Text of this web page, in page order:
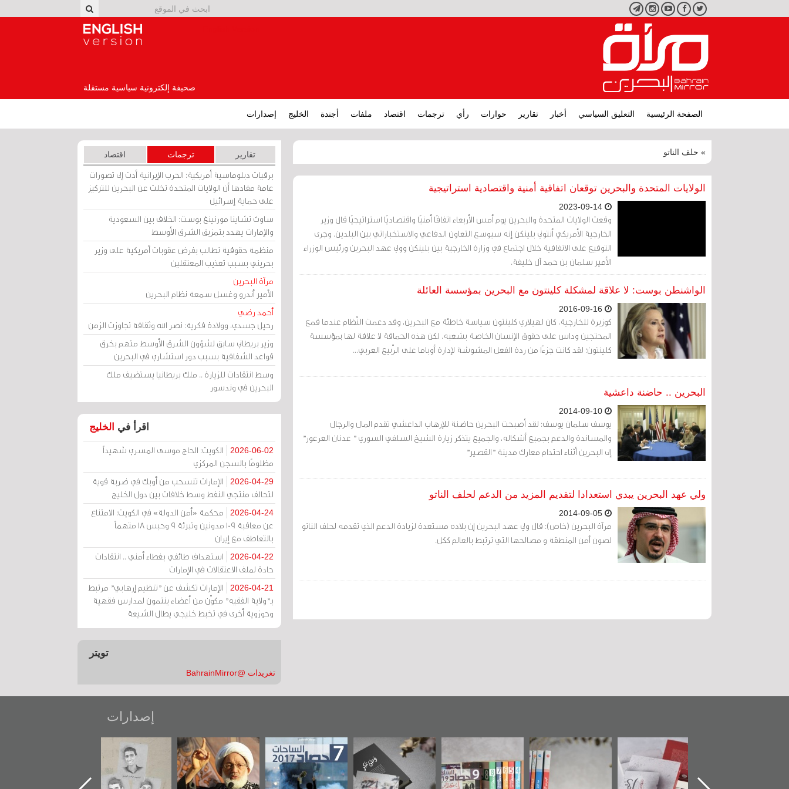
تويتر فيسبوكيوتيوبانستجرامتليجرام
صحيفة إلكترونية سياسية مستقلة
الصفحة الرئيسية التعليق السياسي أخبار تقارير حوارات رأي ترجمات اقتصاد ملفات أجندة الخليج إصدارات
» حلف الناتو
الولايات المتحدة والبحرين توقعان اتفاقية أمنية واقتصادية استراتيجية
وقعت الولايات المتحدة والبحرين يوم أمس الأربعاء اتفاقًا أمنيًا واقتصاديًا استراتيجيًا قال وزير
الخارجية الأمريكي أنتوني بلينكن إنه سيوسع التعاون الدفاعي والاستخباراتي بين البلدين. وجرى
التوقيع على الاتفاقية خلال اجتماع في وزارة الخارجية بين بلينكن وولي عهد البحرين ورئيس الوزراء
الأمير سلمان بن حمد آل خليفة.
الواشنطن بوست: لا علاقة لمشكلة كلينتون مع البحرين بمؤسسة العائلة
كوزيرة للخارجية، كان لهيلاري كلينتون سياسة خاطئة مع البحرين، وقد دعمت النّظام عندما قمع
المحتجين وداس على حقوق الإنسان الخاصة بشعبه. لكن هذه الحماقة لا علاقة لها بمؤسسة
كلينتون؛ لقد كانت جزءًا من ردة الفعل المشوشة لإدارة أوباما على الرّبيع العربي...
البحرين .. حاضنة داعشية
يوسف سلمان يوسف: لقد أصبحت البحرين حاضنة للإرهاب الداعشي تقدم المال والرجال
والمساندة والدعم بجميع أشكاله، والجميع يتذكر زيارة الشيخ السلفي السوري " عدنان العرعور"
إلى البحرين أثناء احتدام معارك مدينة "القصير"
ولي عهد البحرين يبدي استعدادا لتقديم المزيد من الدعم لحلف الناتو
مرآة البحرين (خاص): قال ولي عهد البحرين إن بلاده مستعدة لزيادة الدعم الذي تقدمه لحلف الناتو
لصون أمن المنطقة و مصالحها التي ترتبط بالعالم ككل.
تقارير ترجمات اقتصاد
برقيات دبلوماسية أمريكية: الحرب الإيرانية أدت إلى تصورات
عامة مفادها أن الولايات المتحدة تخلت عن البحرين للتركيز
على حماية إسرائيل
ساوث تشاينا مورنينغ بوست: الخلاف بين السعودية
والإمارات يهدد بتمزيق الشرق الأوسط
منظمة حقوقية تطالب بفرض عقوبات أمريكية على وزير
بحريني بسبب تعذيب المعتقلين
مرآة البحرين
الأمير أندرو وغسل سمعة نظام البحرين
أحمد رضي
رحيل جسدي، وولادة فكرية: نصر الله وثقافة تجاوزت الزمن
وزير بريطاني سابق لشؤون الشرق الأوسط متهم بخرق
قواعد الشفافية بسبب دور استشاري في البحرين
وسط انتقادات للزيارة .. ملك بريطانيا يستضيف ملك
البحرين في وندسور
اقرأ في الخليج
2026-06-02
الكويت: الحاج موسى المسري شهيداً
مظلومًا بالسجن المركزي
2026-04-29
الإمارات تنسحب من أوبك في ضربة قوية
لتحالف منتجي النفط وسط خلافات بين دول الخليج
2026-04-24
محكمة «أمن الدولة» في الكويت: الامتناع
عن معاقبة 109 مدونين وتبرئة 9 وحبس 18 متهماً
بالتعاطف مع إيران
2026-04-22
استهداف طائفي بغطاء أمني .. انتقادات
حادة لملف الاعتقالات في الإمارات
2026-04-21
الإمارات تكشف عن "تنظيم إرهابي" مرتبط
بـ"ولاية الفقيه" مكوّن من أعضاء ينتمون لمدارس فقهية
وحوزوية أخرى في تخبط خليجي يطال الشيعة
تويتر
تغريدات @BahrainMirror
إصدارات
"حماة الباب الأخير":
الإصدار الأول عن
اعتصام الدراز
تصنيف موضوعي
للوثائق البريطانية
يقدمه «مركز أوال»
تصدر حصاد
الساحات 2019
«وطن عكر» رواية
جديدة لمعتقل
عسكري تصدر عن
حصاد 2017
عاشوراء البحرين...
ويكيليكس السفارة
الأمريكية
شهداء وطن